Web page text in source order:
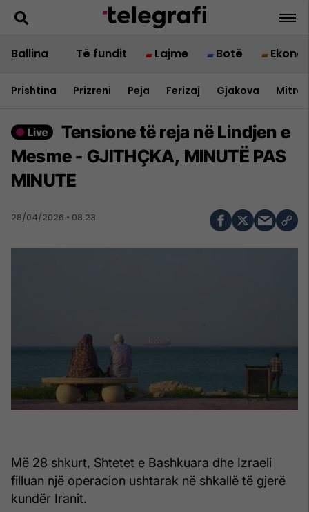
Ballina Të fundit Lajme Botë
Prishtina Prizreni Peja Ferizaj Gjakova
Tensione të reja në Lindjen e
Mesme - GJITHÇKA, MINUTË PAS
MINUTE
28/04/2026 • 08:23
Më 28 shkurt, Shtetet e Bashkuara dhe Izraeli
filluan një operacion ushtarak në shkallë të gjerë
kundër Iranit.